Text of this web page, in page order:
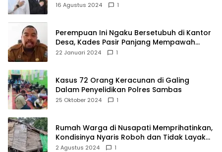
16 Agustus 2024 1
Perempuan Ini Ngaku Bersetubuh di Kantor
Desa, Kades Pasir Panjang Mempawah
Membantah: Silakan Buktikan!
22 Januari 2024 1
Kasus 72 Orang Keracunan di Galing
Dalam Penyelidikan Polres Sambas
25 Oktober 2024 1
Rumah Warga di Nusapati Memprihatinkan,
Kondisinya Nyaris Roboh dan Tidak Layak
Huni
2 Agustus 2024 1